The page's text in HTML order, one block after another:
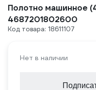
Полотно машинное
4687201802600
Код товара: 18611107
Нет в наличии